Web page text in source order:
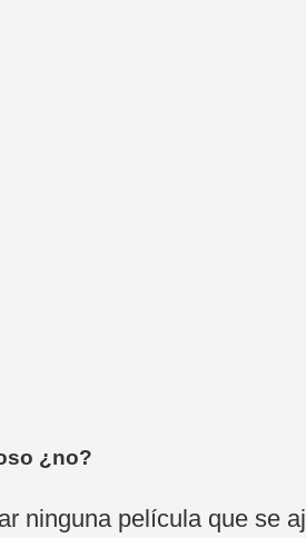
¿no?
ninguna película que se